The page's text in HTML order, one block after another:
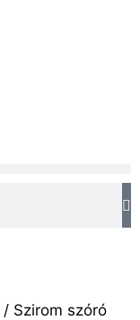
/ Szirom szóró